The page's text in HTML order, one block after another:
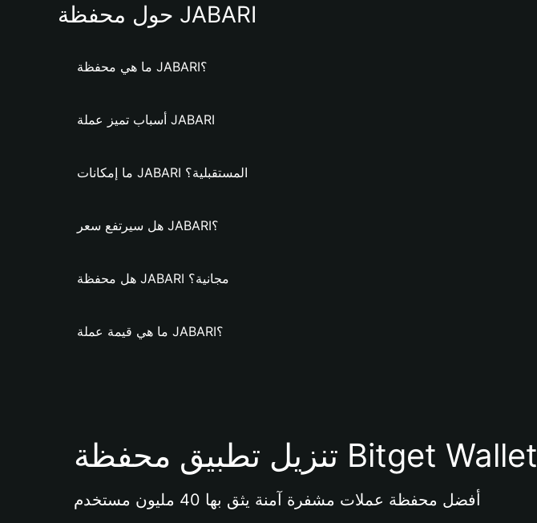
حول محفظة JABARI
ما هي محفظة JABARI؟
أسباب تميز عملة JABARI
ما إمكانات JABARI المستقبلية؟
هل سيرتفع سعر JABARI؟
هل محفظة JABARI مجانية؟
ما هي قيمة عملة JABARI؟
تنزيل تطبيق محفظة Bitget Wallet
أفضل محفظة عملات مشفرة آمنة يثق بها 40 مليون مستخدم